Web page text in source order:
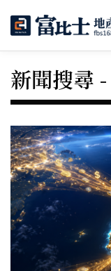
新聞搜尋